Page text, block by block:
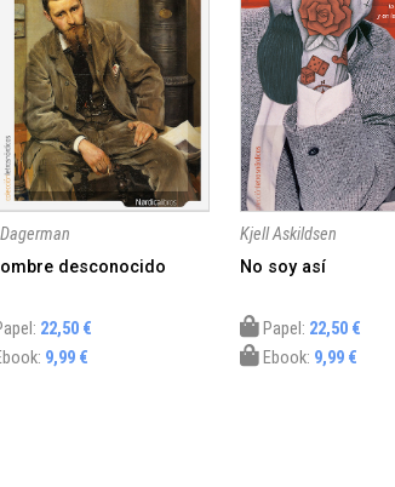
desconocido
22,50 €
9,99 €
Kjell Askildsen
No soy así
Papel: 22,50 €
Ebook: 9,99 €